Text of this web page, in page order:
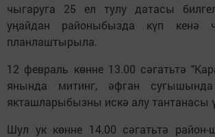
чыгаруга 25 ел тулу датасы
уңайдан районыбызда күп кенә
планлаштырыла.
12 февраль көнне 13.00 сәгатьтә
янында митинг, әфган
якташларыбызны искә алу тантанасы
Шул ук көнне 14.00 сәгатьтә район-